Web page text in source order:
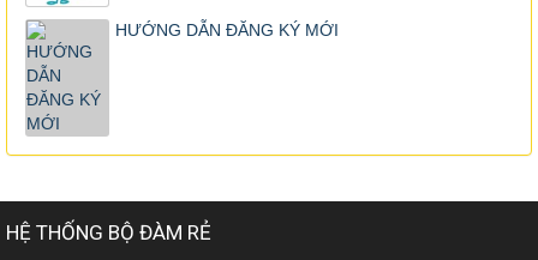
HƯỚNG DẪN ĐĂNG KÝ MỚI
HỆ THỐNG BỘ ĐÀM RẺ